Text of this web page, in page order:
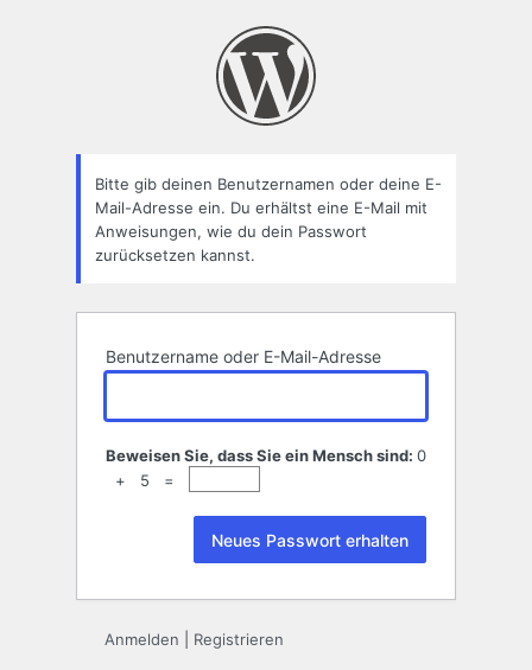
Bitte gib deinen Benutzernamen oder deine E-
Mail-Adresse ein. Du erhältst eine E-Mail mit
Anweisungen, wie du dein Passwort
zurücksetzen kannst.
Benutzername oder E-Mail-Adresse
Beweisen Sie, dass Sie ein Mensch sind: 0
+ 5 =
Anmelden Registrieren